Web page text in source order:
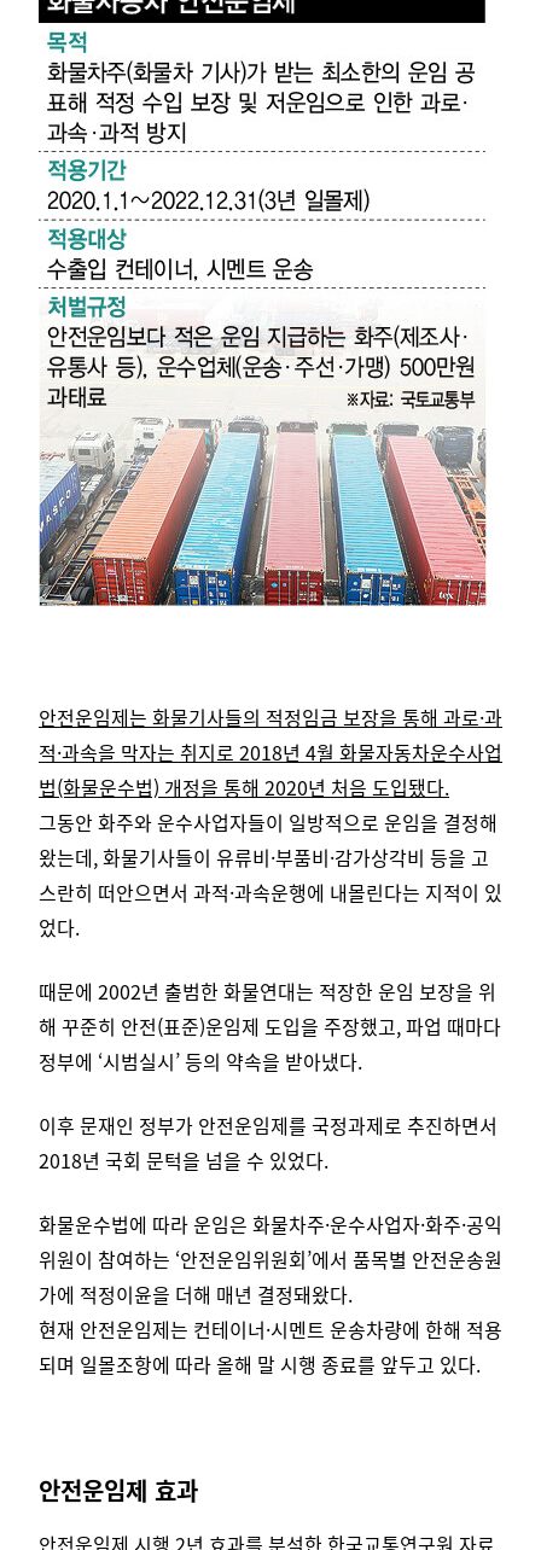
안전운임제는 화물기사들의 적정임금 보장을 통해 과로·과
적·과속을 막자는 취지로 2018년 4월 화물자동차운수사업
법(화물운수법) 개정을 통해 2020년 처음 도입됐다.
그동안 화주와 운수사업자들이 일방적으로 운임을 결정해
왔는데, 화물기사들이 유류비·부품비·감가상각비 등을 고
스란히 떠안으면서 과적·과속운행에 내몰린다는 지적이 있
었다.
때문에 2002년 출범한 화물연대는 적장한 운임 보장을 위
해 꾸준히 안전(표준)운임제 도입을 주장했고, 파업 때마다
정부에 ‘시범실시’ 등의 약속을 받아냈다.
이후 문재인 정부가 안전운임제를 국정과제로 추진하면서
2018년 국회 문턱을 넘을 수 있었다.
화물운수법에 따라 운임은 화물차주·운수사업자·화주·공익
위원이 참여하는 ‘안전운임위원회’에서 품목별 안전운송원
가에 적정이윤을 더해 매년 결정돼왔다.
현재 안전운임제는 컨테이너·시멘트 운송차량에 한해 적용
되며 일몰조항에 따라 올해 말 시행 종료를 앞두고 있다.
안전운임제 효과
안전운임제 시행 2년 효과를 분석한 한국교통연구원 자료